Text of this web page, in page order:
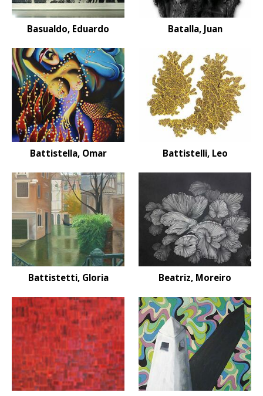
Basualdo, Eduardo Batalla, Juan
Battistella, Omar Battistelli, Leo
Battistetti, Gloria Beatriz, Moreiro